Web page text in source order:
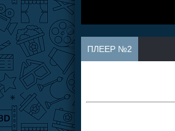
ПЛЕЕР №2